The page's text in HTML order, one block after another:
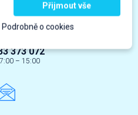
373 072
– 15:00
Přijmout vše
o cookies